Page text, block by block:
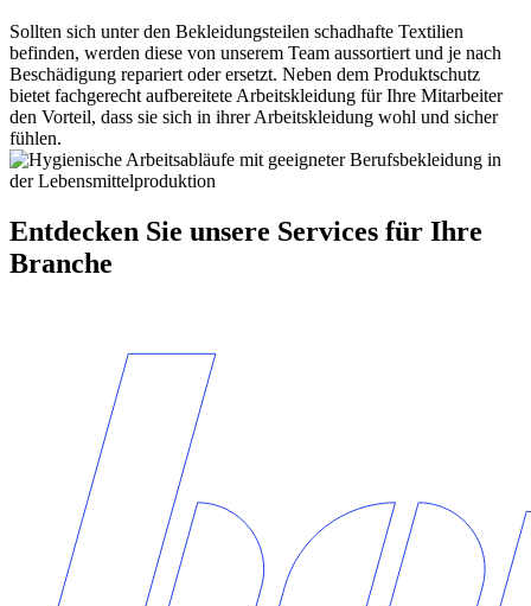
Sollten sich unter den Bekleidungsteilen schadhafte Textilien
befinden, werden diese von unserem Team aussortiert und je nach
Beschädigung repariert oder ersetzt. Neben dem Produktschutz
bietet fachgerecht aufbereitete Arbeitskleidung für Ihre Mitarbeiter
den Vorteil, dass sie sich in ihrer Arbeitskleidung wohl und sicher
fühlen.
Entdecken Sie unsere Services für Ihre
Branche